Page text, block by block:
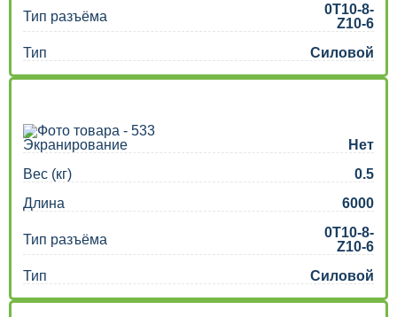
Тип разъёма
0T10-8-
Z10-6
Тип
Силовой
Экранирование
Нет
Вес (кг)
0.5
Длина
6000
Тип разъёма
0T10-8-
Z10-6
Тип
Силовой